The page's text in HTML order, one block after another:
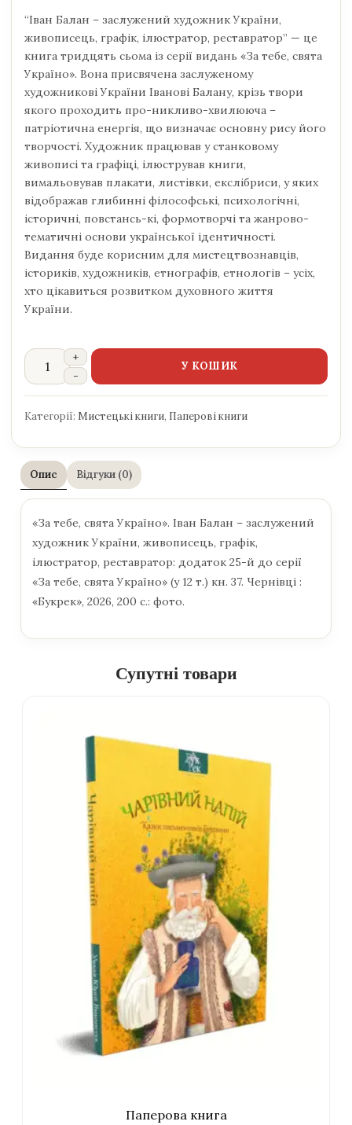
“Іван Балан – заслужений художник України,
живописець, графік, ілюстратор, реставратор” — це
книга тридцять сьома із серії видань «За тебе, свята
Україно». Вона присвячена заслуженому
художникові України Іванові Балану, крізь твори
якого проходить про-никливо-хвилююча –
патріотична енергія, що визначає основну рису його
творчості. Художник працював у станковому
живописі та графіці, ілюстрував книги,
вимальовував плакати, листівки, екслібриси, у яких
відображав глибинні філософські, психологічні,
історичні, повстансь-кі, формотворчі та жанрово-
тематичні основи української ідентичності.
Видання буде корисним для мистецтвознавців,
істориків, художників, етнографів, етнологів – усіх,
хто цікавиться розвитком духовного життя
України.
У КОШИК
Категорії: Мистецькі книги, Паперові книги
Опис Відгуки (0)
«За тебе, свята Україно». Іван Балан – заслужений
художник України, живописець, графік,
ілюстратор, реставратор: додаток 25-й до серії
«За тебе, свята Україно» (у 12 т.) кн. 37. Чернівці :
«Букрек», 2026, 200 с.: фото.
Супутні товари
Паперова книга